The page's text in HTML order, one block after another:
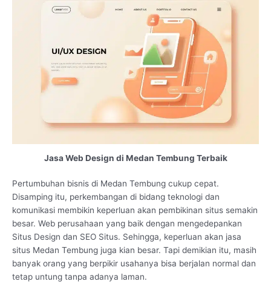
Jasa Web Design di Medan Tembung Terbaik
Pertumbuhan bisnis di Medan Tembung cukup cepat.
Disamping itu, perkembangan di bidang teknologi dan
komunikasi membikin keperluan akan pembikinan situs semakin
besar. Web perusahaan yang baik dengan mengedepankan
Situs Design dan SEO Situs. Sehingga, keperluan akan jasa
situs Medan Tembung juga kian besar. Tapi demikian itu, masih
banyak orang yang berpikir usahanya bisa berjalan normal dan
tetap untung tanpa adanya laman.